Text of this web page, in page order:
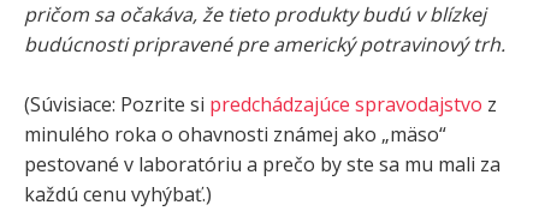
pričom sa očakáva, že tieto produkty budú v blízkej
budúcnosti pripravené pre americký potravinový trh.
(Súvisiace: Pozrite si predchádzajúce spravodajstvo z
minulého roka o ohavnosti známej ako „mäso“
pestované v laboratóriu a prečo by ste sa mu mali za
každú cenu vyhýbať.)